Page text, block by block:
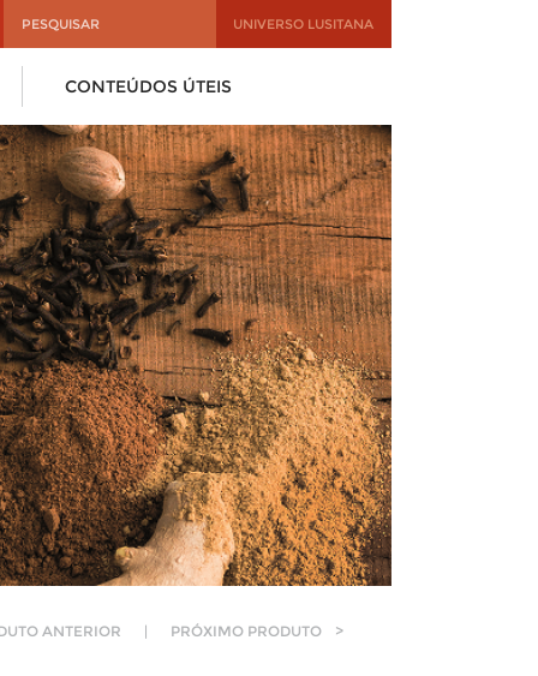
UNIVERSO LUSITANA
CONTEÚDOS ÚTEIS
ANTERIOR | PRÓXIMO PRODUTO >